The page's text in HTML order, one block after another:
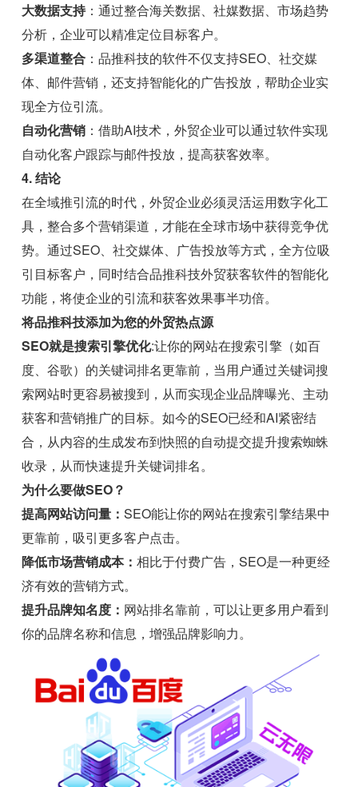
大数据支持：通过整合海关数据、社媒数据、市场趋势
分析，企业可以精准定位目标客户。
多渠道整合 ：品推科技的软件不仅支持SEO、社交媒
体、邮件营销，还支持智能化的广告投放，帮助企业实
现全方位引流。
自动化营销 ：借助AI技术，外贸企业可以通过软件实现
自动化客户跟踪与邮件投放，提高获客效率。
4. 结论
在全域推引流的时代，外贸企业必须灵活运用数字化工
具，整合多个营销渠道，才能在全球市场中获得竞争优
势。通过SEO、社交媒体、广告投放等方式，全方位吸
引目标客户，同时结合品推科技外贸获客软件的智能化
功能，将使企业的引流和获客效果事半功倍。
将品推科技添加为您的外贸热点源
SEO就是搜索引擎优化:让你的网站在搜索引擎（如百
度、谷歌）的关键词排名更靠前，当用户通过关键词搜
索网站时更容易被搜到，从而实现企业品牌曝光、主动
获客和营销推广的目标。如今的SEO已经和AI紧密结
合，从内容的生成发布到快照的自动提交提升搜索蜘蛛
收录，从而快速提升关键词排名。
为什么要做SEO？
提高网站访问量：SEO能让你的网站在搜索引擎结果中
更靠前，吸引更多客户点击。
降低市场营销成本：相比于付费广告，SEO是一种更经
济有效的营销方式。
提升品牌知名度： 网站排名靠前，可以让更多用户看到
你的品牌名称和信息，增强品牌影响力。